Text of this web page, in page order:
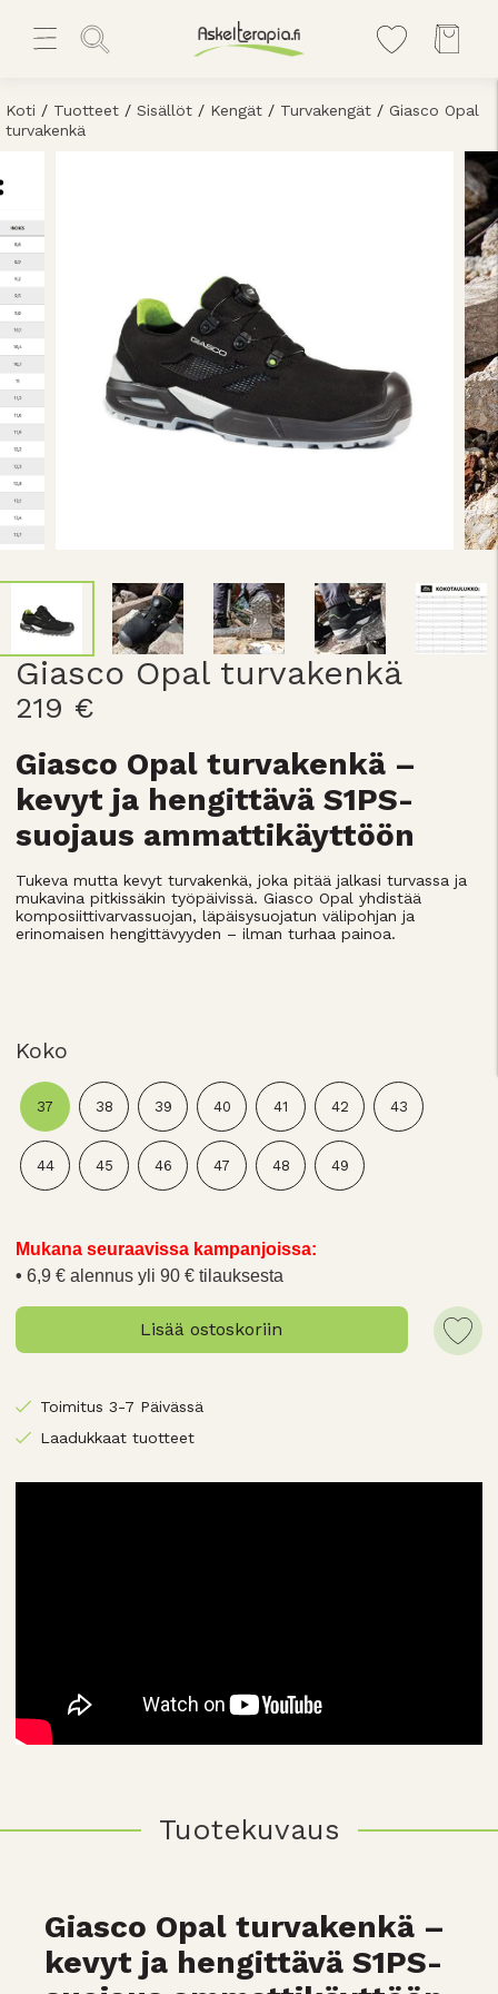
Koti / Tuotteet / Sisällöt / Kengät / Turvakengät / Giasco Opal
turvakenkä
Giasco Opal turvakenkä
219 €
Giasco Opal turvakenkä –
kevyt ja hengittävä S1PS-
suojaus ammattikäyttöön
Tukeva mutta kevyt turvakenkä, joka pitää jalkasi turvassa ja
mukavina pitkissäkin työpäivissä. Giasco Opal yhdistää
komposiittivarvassuojan, läpäisysuojatun välipohjan ja
erinomaisen hengittävyyden – ilman turhaa painoa.
Koko
37 38 39 40 41 42 43
44 45 46 47 48 49
Mukana seuraavissa kampanjoissa:
6,9 € alennus yli 90 € tilauksesta
Lisää ostoskoriin
Toimitus 3-7 Päivässä
Laadukkaat tuotteet
Tuotekuvaus
Giasco Opal turvakenkä –
kevyt ja hengittävä S1PS-